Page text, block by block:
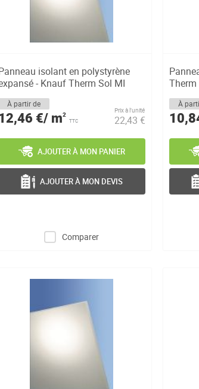
isolant en polystyrène
- Knauf Therm Sol MI
...
À partir de
€/ m2
TTC
Prix à l’unité
22,43 €
Comparer
AJOUTER À MON PANIER
AJOUTER À MON DEVIS
Therm
la...
À